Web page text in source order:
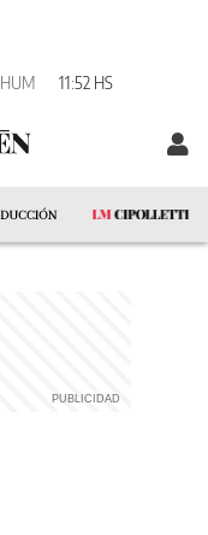
HUM 11:52 HS